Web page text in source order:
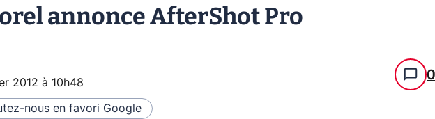
annonce AfterShot Pro
2012 à 10h48 0
nous en favori Google